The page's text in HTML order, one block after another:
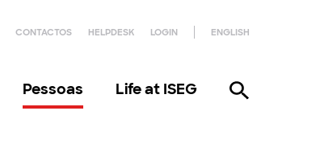
CONTACTOS HELPDESK LOGIN ENGLISH
Pessoas Life at ISEG